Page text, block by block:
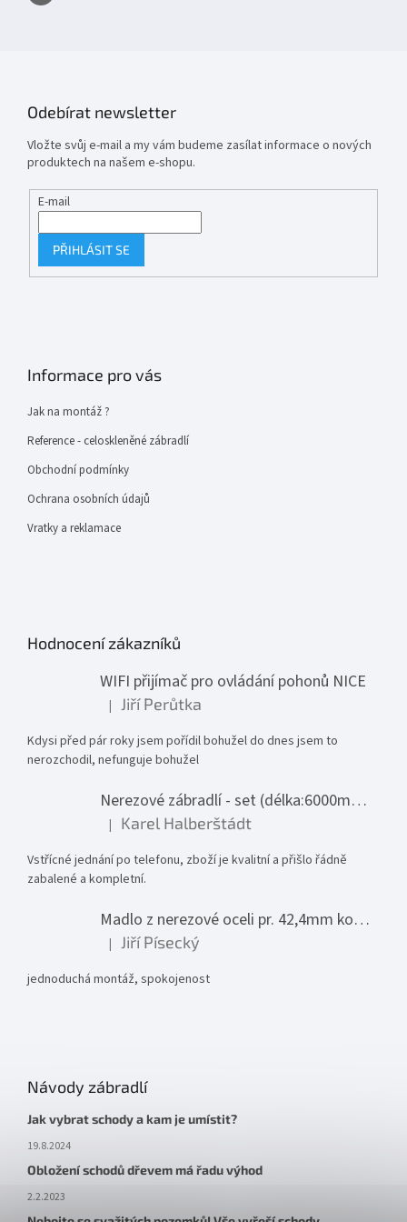
Odebírat newsletter
Vložte svůj e-mail a my vám budeme zasílat informace o nových
produktech na našem e-shopu.
E-mail
PŘIHLÁSIT SE
Informace pro vás
Jak na montáž ?
Reference - celoskleněné zábradlí
Obchodní podmínky
Ochrana osobních údajů
Vratky a reklamace
Hodnocení zákazníků
WIFI přijímač pro ovládání pohonů NICE
Hodnocení produktu je 1 z 5 hvězdiček.
| Jiří Perůtka
Kdysi před pár roky jsem pořídil bohužel do dnes jsem to
nerozchodil, nefunguje bohužel
Nerezové zábradlí - set (délka:6000mm x výška:1000mm)
Hodnocení produktu je 5 z 5 hvězdiček.
| Karel Halberštádt
Vstřícné jednání po telefonu, zboží je kvalitní a přišlo řádně
zabalené a kompletní.
Madlo z nerezové oceli pr. 42,4mm komplet - model 0116 - 3000mm
Hodnocení produktu je 5 z 5 hvězdiček.
| Jiří Písecký
jednoduchá montáž, spokojenost
Návody zábradlí
Jak vybrat schody a kam je umístit?
19.8.2024
Obložení schodů dřevem má řadu výhod
2.2.2023